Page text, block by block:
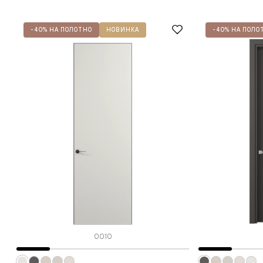
-40% НА ПОЛОТНО НОВИНКА
0010
-40% НА